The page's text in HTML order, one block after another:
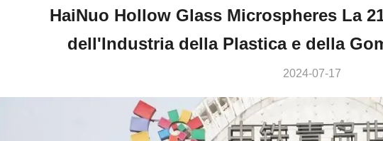
HaiNuo Hollow Glass Microspheres La
dell'Industria della Plastica e della
2024-07-17